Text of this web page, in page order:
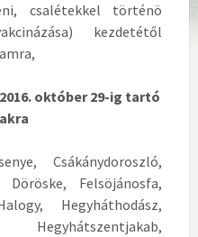
csalétekkel történö
kezdetétől
október 29-ig tartó
Csákánydoroszló,
Döröske, Felsöjánosfa,
Hegyháthodász,